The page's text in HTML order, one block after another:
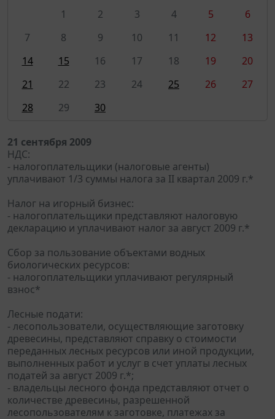
1
2 3 4 5
6
7
8 9 10 11 12
13
14
15 16 17 18 19
20
21
22 23 24 25 26
27
28
29 30
21 сентября 2009
НДС:
- налогоплательщики (налоговые агенты)
уплачивают 1/3 суммы налога за II квартал 2009 г.*
Налог на игорный бизнес:
- налогоплательщики представляют налоговую
декларацию и уплачивают налог за август 2009 г.*
Сбор за пользование объектами водных
биологических ресурсов:
- налогоплательщики уплачивают регулярный
взнос*
Лесные подати:
- лесопользователи, осуществляющие заготовку
древесины, представляют справку о стоимости
переданных лесных ресурсов или иной продукции,
выполненных работ и услуг в счет уплаты лесных
податей за август 2009 г.*;
- владельцы лесного фонда представляют отчет о
количестве древесины, разрешенной
лесопользователям к заготовке, платежах за